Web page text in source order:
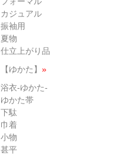
カジュアル
振袖用
夏物
仕立上がり品
【ゆかた】 »
浴衣-ゆかた-
ゆかた帯
下駄
巾着
小物
甚平